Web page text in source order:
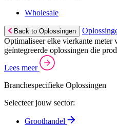
Wholesale
Back to Oplossingen
Optimaliseer elke vierkante meter
geïntegreerde oplossingen die
Lees meer
Branchespecifieke Oplossingen
Selecteer jouw sector:
Groothandel